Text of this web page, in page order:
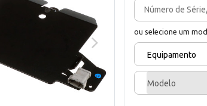
ou selecione um
Equipamento
Modelo